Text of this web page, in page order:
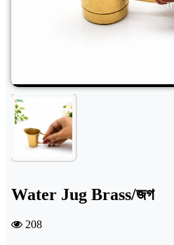
Water Jug Brass/জগ
208